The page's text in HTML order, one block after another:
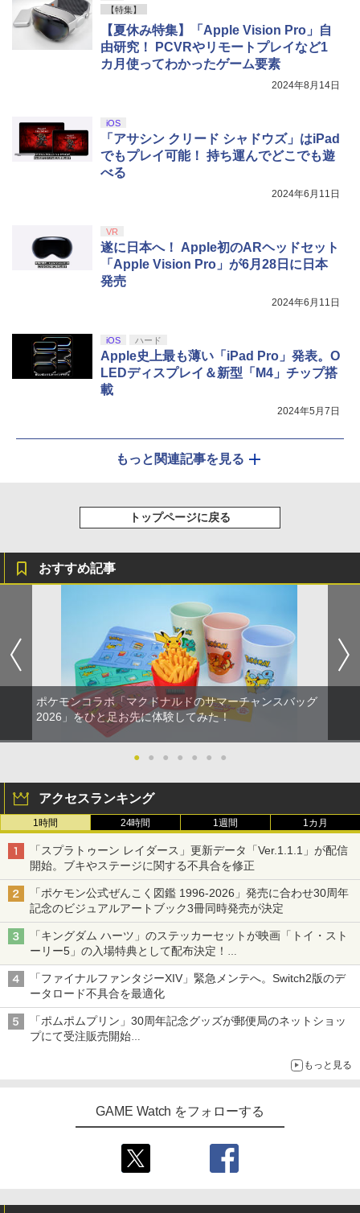
【特集】
【夏休み特集】「Apple Vision Pro」自
由研究！ PCVRやリモートプレイなど1
カ月使ってわかったゲーム要素
2024年8月14日
iOS
「アサシン クリード シャドウズ」はiPad
でもプレイ可能！ 持ち運んでどこでも遊
べる
2024年6月11日
VR
遂に日本へ！ Apple初のARヘッドセット
「Apple Vision Pro」が6月28日に日本
発売
2024年6月11日
iOS ハード
Apple史上最も薄い「iPad Pro」発表。O
LEDディスプレイ＆新型「M4」チップ搭
載
2024年5月7日
もっと関連記事を見る
トップページに戻る
おすすめ記事
ポケモンコラボ「マクドナルドのサマーチャンスバッグ
2026」をひと足お先に体験してみた！
● ● ● ● ● ● ●
アクセスランキング
1時間 24時間 1週間 1カ月
「スプラトゥーン レイダース」更新データ「Ver.1.1.1」が配信
開始。ブキやステージに関する不具合を修正
「ポケモン公式ぜんこく図鑑 1996-2026」発売に合わせ30周年
記念のビジュアルアートブック3冊同時発売が決定
「キングダム ハーツ」のステッカーセットが映画「トイ・スト
ーリー5」の入場特典として配布決定！
本日8月7日より先着・数量限定で配布
「ファイナルファンタジーXIV」緊急メンテへ。Switch2版のデ
ータロード不具合を最適化
「ポムポムプリン」30周年記念グッズが郵便局のネットショッ
プにて受注販売開始
もっと見る
GAME Watch をフォローする